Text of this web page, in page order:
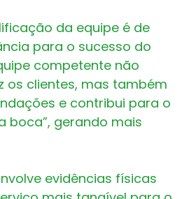
da equipe é de
para o sucesso do
competente não
os clientes, mas também
e contribui para o
boca”, gerando mais
evidências físicas